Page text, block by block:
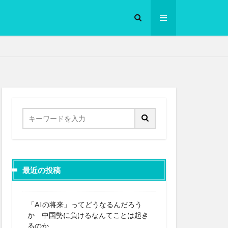
最近の投稿
「AIの将来」ってどうなるんだろう
か 中国勢に負けるなんてことは起き
るのか